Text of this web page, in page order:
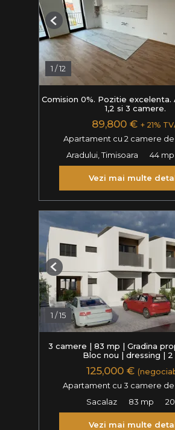
1 /12
Previous
Comision 0%. Pozitie
1,2 si 3 camere.
89,800 € + 21%
Apartament cu 2 camere
Aradului, Timisoara
44 mp
Vezi mai multe
1 /15
Previous
3 camere | 83 mp | Gradina
Bloc nou | dressing | 2
125,000 €
Apartament cu 3 camere de
Sacalaz
83 mp
Vezi mai multe